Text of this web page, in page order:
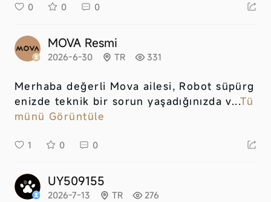
0 0 0
MOVA Resmi
2026-6-30 TR 331
Merhaba değerli Mova ailesi, Robot süpürg
enizde teknik bir sorun yaşadığınızda v...Tü
münü Görüntüle
1 0 0
UY509155
2026-7-13 TR 276